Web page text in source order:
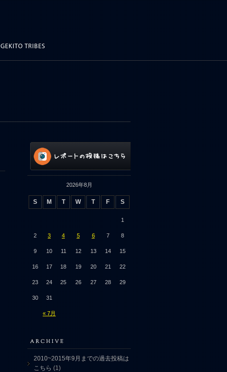
GEKITO TRIBES
2026年8月
S M T W T F S
« 7月
1
2 3 4 5 6 7 8
9 10 11 12 13 14 15
16 17 18 19 20 21 22
23 24 25 26 27 28 29
30 31
2010~2015年9月までの過去投稿は
こちら(1)